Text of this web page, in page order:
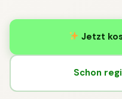
Jetzt
Schon